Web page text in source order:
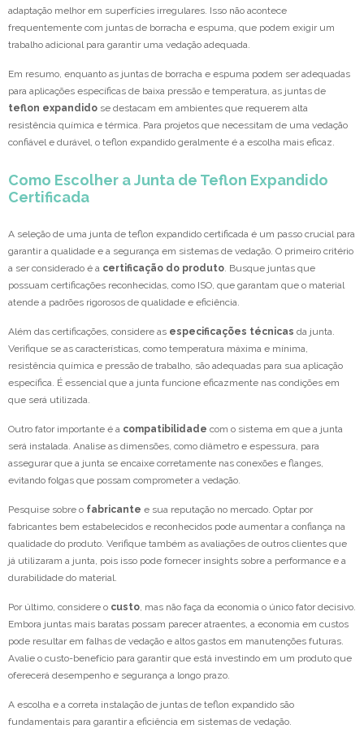
adaptação melhor em superfícies irregulares. Isso não acontece
frequentemente com juntas de borracha e espuma, que podem exigir um
trabalho adicional para garantir uma vedação adequada.
Em resumo, enquanto as juntas de borracha e espuma podem ser adequadas
para aplicações específicas de baixa pressão e temperatura, as juntas de
teflon expandido se destacam em ambientes que requerem alta
resistência química e térmica. Para projetos que necessitam de uma vedação
confiável e durável, o teflon expandido geralmente é a escolha mais eficaz.
Como Escolher a Junta de Teflon Expandido
Certificada
A seleção de uma junta de teflon expandido certificada é um passo crucial para
garantir a qualidade e a segurança em sistemas de vedação. O primeiro critério
a ser considerado é a certificação do produto. Busque juntas que
possuam certificações reconhecidas, como ISO, que garantam que o material
atende a padrões rigorosos de qualidade e eficiência.
Além das certificações, considere as especificações técnicas da junta.
Verifique se as características, como temperatura máxima e mínima,
resistência química e pressão de trabalho, são adequadas para sua aplicação
específica. É essencial que a junta funcione eficazmente nas condições em
que será utilizada.
Outro fator importante é a compatibilidade com o sistema em que a junta
será instalada. Analise as dimensões, como diâmetro e espessura, para
assegurar que a junta se encaixe corretamente nas conexões e flanges,
evitando folgas que possam comprometer a vedação.
Pesquise sobre o fabricante e sua reputação no mercado. Optar por
fabricantes bem estabelecidos e reconhecidos pode aumentar a confiança na
qualidade do produto. Verifique também as avaliações de outros clientes que
já utilizaram a junta, pois isso pode fornecer insights sobre a performance e a
durabilidade do material.
Por último, considere o custo, mas não faça da economia o único fator decisivo.
Embora juntas mais baratas possam parecer atraentes, a economia em custos
pode resultar em falhas de vedação e altos gastos em manutenções futuras.
Avalie o custo-benefício para garantir que está investindo em um produto que
oferecerá desempenho e segurança a longo prazo.
A escolha e a correta instalação de juntas de teflon expandido são
fundamentais para garantir a eficiência em sistemas de vedação.